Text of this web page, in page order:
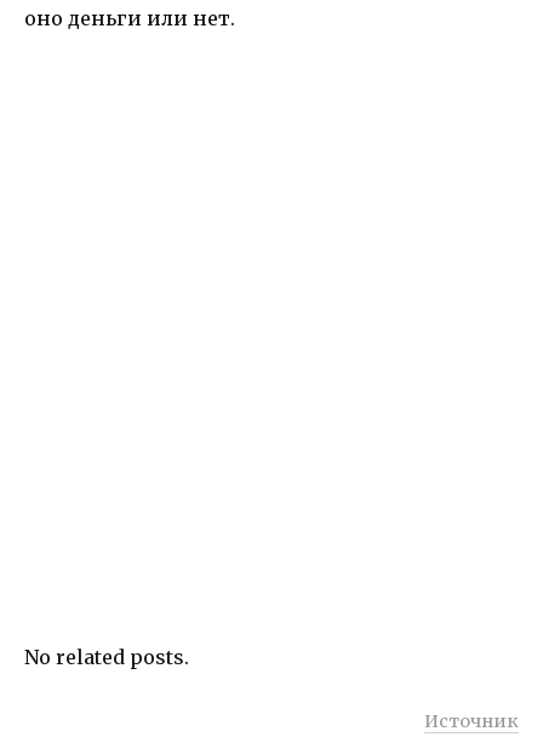
оно деньги или нет.
No related posts.
Источник